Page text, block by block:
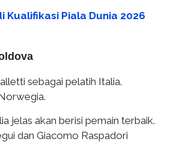
Kualifikasi Piala Dunia 2026
sebagai pelatih Italia.
jelas akan berisi pemain terbaik.
dan Giacomo Raspadori